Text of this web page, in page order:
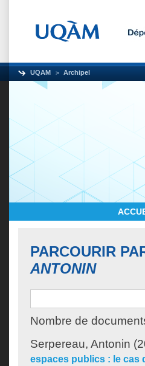
UQAM Archipel
PARCOURIR
ANTONIN
Nombre de
Serpereau, Antonin
espaces publics : le cas